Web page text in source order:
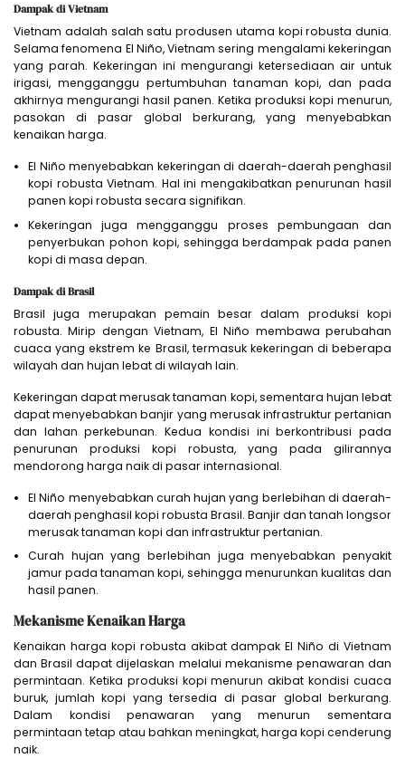
Dampak di Vietnam
Vietnam adalah salah satu produsen utama kopi robusta dunia.
Selama fenomena El Niño, Vietnam sering mengalami kekeringan
yang parah. Kekeringan ini mengurangi ketersediaan air untuk
irigasi, mengganggu pertumbuhan tanaman kopi, dan pada
akhirnya mengurangi hasil panen. Ketika produksi kopi menurun,
pasokan di pasar global berkurang, yang menyebabkan
kenaikan harga.
El Niño menyebabkan kekeringan di daerah-daerah penghasil
kopi robusta Vietnam. Hal ini mengakibatkan penurunan hasil
panen kopi robusta secara signifikan.
Kekeringan juga mengganggu proses pembungaan dan
penyerbukan pohon kopi, sehingga berdampak pada panen
kopi di masa depan.
Dampak di Brasil
Brasil juga merupakan pemain besar dalam produksi kopi
robusta. Mirip dengan Vietnam, El Niño membawa perubahan
cuaca yang ekstrem ke Brasil, termasuk kekeringan di beberapa
wilayah dan hujan lebat di wilayah lain.
Kekeringan dapat merusak tanaman kopi, sementara hujan lebat
dapat menyebabkan banjir yang merusak infrastruktur pertanian
dan lahan perkebunan. Kedua kondisi ini berkontribusi pada
penurunan produksi kopi robusta, yang pada gilirannya
mendorong harga naik di pasar internasional.
El Niño menyebabkan curah hujan yang berlebihan di daerah-
daerah penghasil kopi robusta Brasil. Banjir dan tanah longsor
merusak tanaman kopi dan infrastruktur pertanian.
Curah hujan yang berlebihan juga menyebabkan penyakit
jamur pada tanaman kopi, sehingga menurunkan kualitas dan
hasil panen.
Mekanisme Kenaikan Harga
Kenaikan harga kopi robusta akibat dampak El Niño di Vietnam
dan Brasil dapat dijelaskan melalui mekanisme penawaran dan
permintaan. Ketika produksi kopi menurun akibat kondisi cuaca
buruk, jumlah kopi yang tersedia di pasar global berkurang.
Dalam kondisi penawaran yang menurun sementara
permintaan tetap atau bahkan meningkat, harga kopi cenderung
naik.